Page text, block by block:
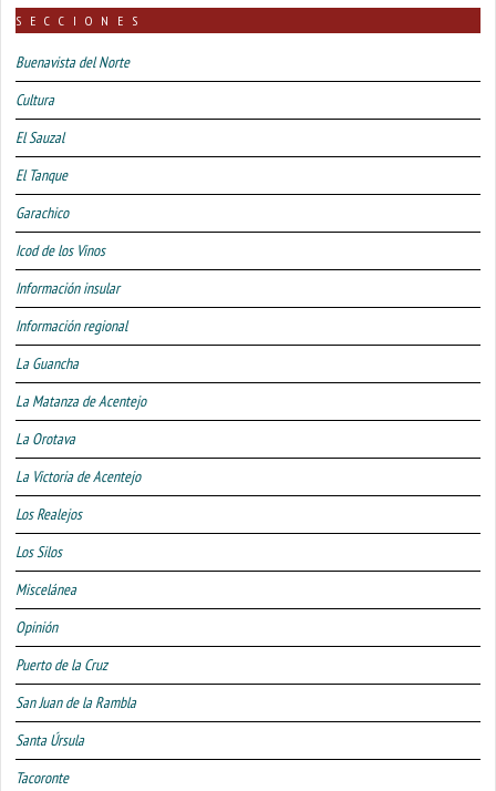
SECCIONES
Buenavista del Norte
Cultura
El Sauzal
El Tanque
Garachico
Icod de los Vinos
Información insular
Información regional
La Guancha
La Matanza de Acentejo
La Orotava
La Victoria de Acentejo
Los Realejos
Los Silos
Miscelánea
Opinión
Puerto de la Cruz
San Juan de la Rambla
Santa Úrsula
Tacoronte